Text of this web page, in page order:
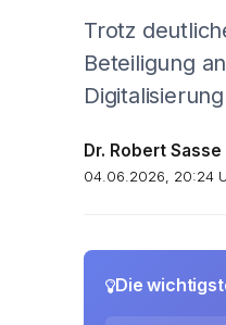
Trotz
Beteiligung
Dr. Robert Sasse
04.06.2026, 20:24
Die